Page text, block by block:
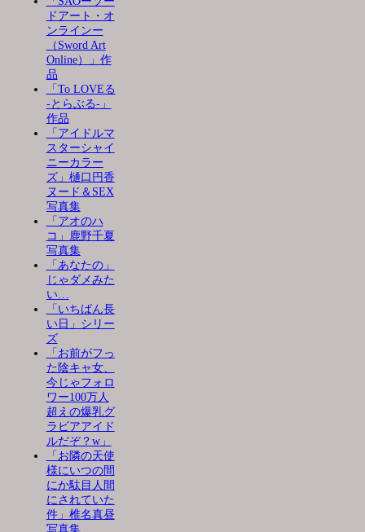
ドアート・オ
ンラインー
（Sword Art
Online）」作
品
「To LOVEる
-とらぶる-」
作品
「アイドルマ
スターシャイ
ニーカラー
ズ」樋口円香
ヌード＆SEX
写真集
「アオのハ
コ」鹿野千夏
写真集
「あなたの」
じゃダメみた
い…
「いちばん長
い日」シリー
ズ
「お前がフっ
た陰キャ女、
今じゃフォロ
ワー100万人
超えの爆乳グ
ラビアアイド
ルだぞ？w」
「お隣の天使
様にいつの間
にか駄目人間
にされていた
件」椎名真昼
写真集